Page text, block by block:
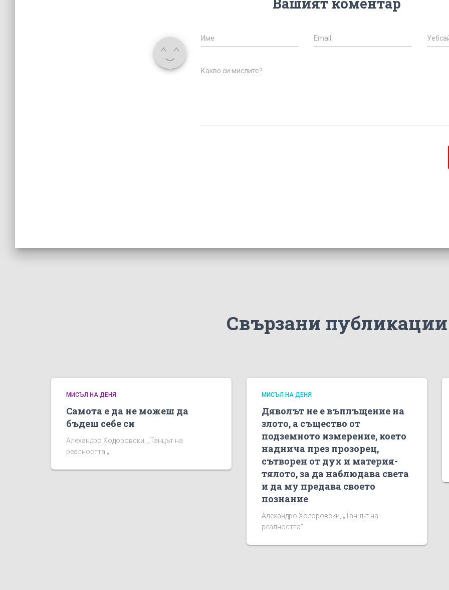
Име Email
Какво си мислите?
Свързани публикации
МИСЪЛ НА ДЕНЯ
Самота е да не можеш да
бъдеш себе си
Алехандро Ходоровски, „Танцът на
реалността „
МИСЪЛ НА ДЕНЯ
Дяволът не е въплъщение на
злото, а същество от
подземното измерение, което
наднича през прозорец,
сътворен от дух и материя-
тялото, за да наблюдава света
и да му предава своето
познание
Алехандро Ходоровски, „Танцът на
реалността“